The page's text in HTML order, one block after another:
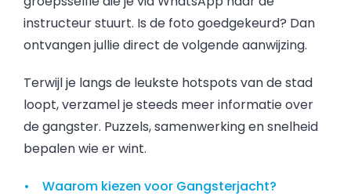
instructeur stuurt. Is de foto goedgekeurd? Dan
ontvangen jullie direct de volgende aanwijzing.
Terwijl je langs de leukste hotspots van de stad
loopt, verzamel je steeds meer informatie over
de gangster. Puzzels, samenwerking en snelheid
bepalen wie er wint.
Waarom kiezen voor Gangsterjacht?